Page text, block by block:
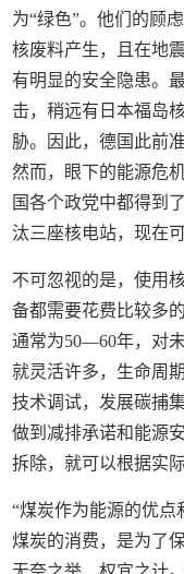
为“绿色”。他们的顾
核废料产生，且在地
有明显的安全隐患。
击，稍远有日本福岛
胁。因此，德国此前
然而，眼下的能源危
国各个政党中都得到
汰三座核电站，现在
不可忽视的是，使用
备都需要花费比较多
通常为50—60年，对
就灵活许多，生命周
技术调试，发展碳捕
做到减排承诺和能源
拆除，就可以根据实
“煤炭作为能源的优
煤炭的消费，是为了